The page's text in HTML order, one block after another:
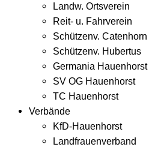
Landw. Ortsverein
Reit- u. Fahrverein
Schützenv. Catenhorn
Schützenv. Hubertus
Germania Hauenhorst
SV OG Hauenhorst
TC Hauenhorst
Verbände
KfD-Hauenhorst
Landfrauenverband